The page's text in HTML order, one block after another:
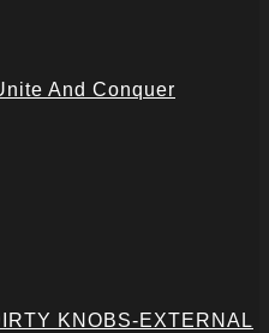
And Conquer
KNOBS-EXTERNAL